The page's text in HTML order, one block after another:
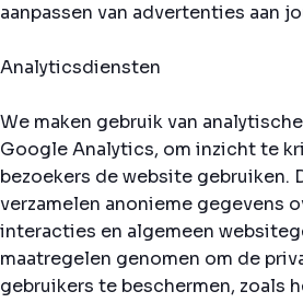
aanpassen van advertenties aan
Analyticsdiensten
We maken gebruik van
Google Analytics, om inzicht te
bezoekers de website gebruiken.
verzamelen anonieme gegevens
interacties en algemeen
maatregelen genomen om de
gebruikers te beschermen, zoals